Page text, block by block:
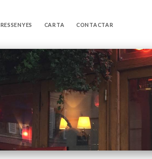
RESSENYES CARTA CONTACTAR